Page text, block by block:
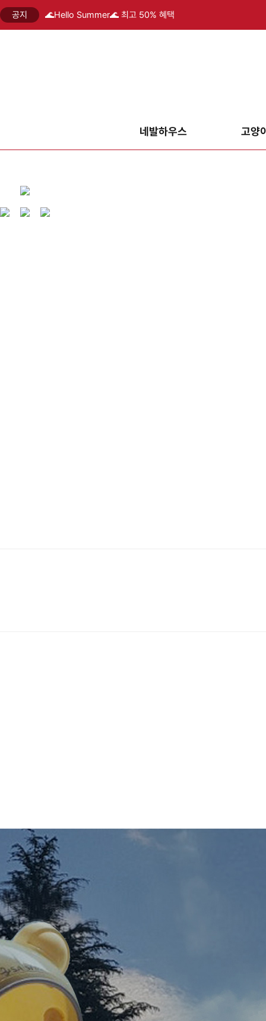
공지 🌊Hello Summer🌊 최고 50% 혜택
네발하우스 고양